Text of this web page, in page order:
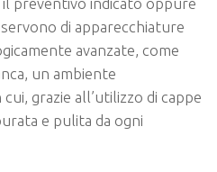
di apparecchiature
avanzate, come
un ambiente
grazie all’utilizzo di cappe
e pulita da ogni